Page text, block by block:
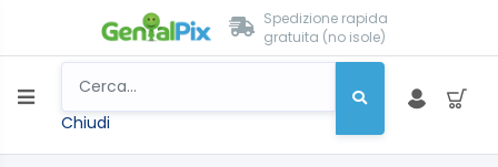
Spedizione rapida
gratuita (no isole)
Chiudi